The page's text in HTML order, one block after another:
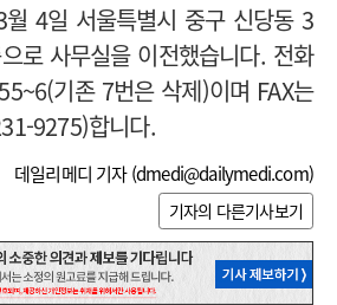
월 4일 서울특별시 중구 신당동 3
로 사무실을 이전했습니다. 전화
기존 7번은 삭제)이며 FAX는
9275)합니다.
데일리메디 기자 (dmedi@dailymedi.com)
기자의 다른기사보기